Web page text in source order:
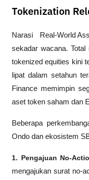
Tokenization
Narasi Real-World
sekadar wacana.
tokenized equities kini
lipat dalam setahun
Finance memimpin
aset token saham dan
Beberapa
Ondo dan ekosistem
1. Pengajuan No-
mengajukan surat no-